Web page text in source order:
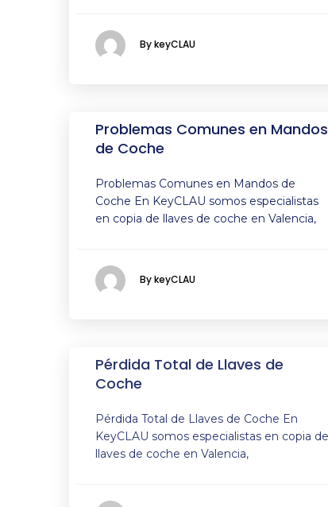
By keyCLAU
Problemas Comunes en Mandos
de Coche
Problemas Comunes en Mandos de
Coche En KeyCLAU somos especialistas
en copia de llaves de coche en Valencia,
By keyCLAU
Pérdida Total de Llaves de
Coche
Pérdida Total de Llaves de Coche En
KeyCLAU somos especialistas en copia de
llaves de coche en Valencia,